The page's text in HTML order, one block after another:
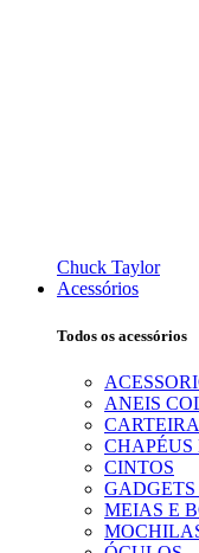
Chuck Taylor
Acessórios
Todos os acessórios
ANEIS
CHAPÉUS
CINTOS
MEIAS E